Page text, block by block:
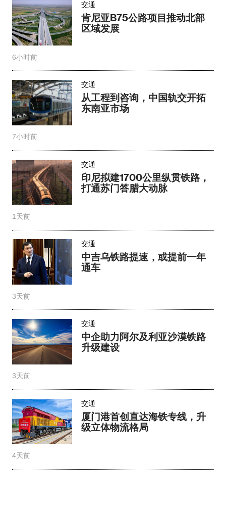
交通
肯尼亚B75公路项目推动北部
区域发展
6小时前
交通
从工程到咨询，中国轨交开拓
东南亚市场
7小时前
交通
印尼拟建1700公里纵贯铁路，
打通苏门答腊大动脉
1天前
交通
中吉乌铁路提速，或提前一年
通车
3天前
交通
中企助力阿尔及利亚沙漠铁路
升级建设
3天前
交通
厦门港首创直达海铁专线，升
级立体物流格局
4天前